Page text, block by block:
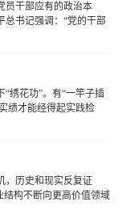
员干部应有的政治本
总书记强调：“党的干部
干事。”新征程上，广
绣花功”。有“一竿子插
绩才能经得起实践检
，历史和现实反复证
结构不断向更高价值领域